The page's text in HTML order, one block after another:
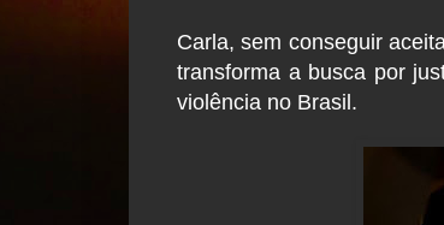
Carla, sem conseguir
transforma a busca por
violência no Brasil.